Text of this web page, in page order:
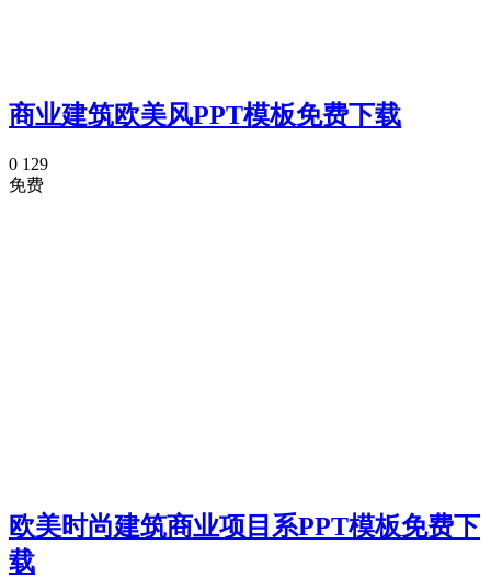
商业建筑欧美风PPT模板免费下载
0 129
免费
欧美时尚建筑商业项目系PPT模板免费下
载